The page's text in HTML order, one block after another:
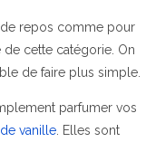
de repos comme pour
de cette catégorie. On
de faire plus simple.
parfumer vos
vanille . Elles sont